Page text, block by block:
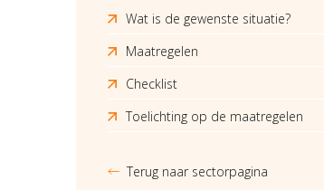
Wat is de gewenste situatie?
Maatregelen
Checklist
Toelichting op de maatregelen
Terug naar sectorpagina